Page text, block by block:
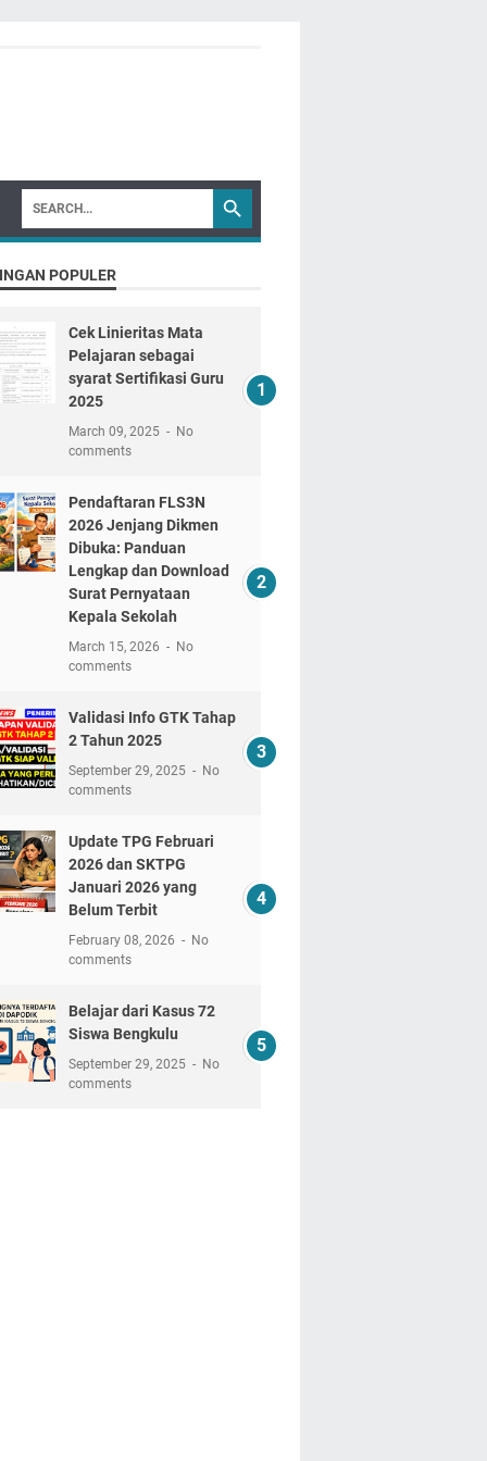
POPULER
Cek Linieritas Mata
Pelajaran sebagai
syarat Sertifikasi Guru
2025
March 09, 2025
No
comments
Pendaftaran FLS3N
2026 Jenjang Dikmen
Dibuka: Panduan
Lengkap dan Download
Surat Pernyataan
Kepala Sekolah
March 15, 2026
No
comments
Validasi Info GTK Tahap
2 Tahun 2025
September 29, 2025
No
comments
Update TPG Februari
2026 dan SKTPG
Januari 2026 yang
Belum Terbit
February 08, 2026
No
comments
Belajar dari Kasus 72
Siswa Bengkulu
September 29, 2025
No
comments